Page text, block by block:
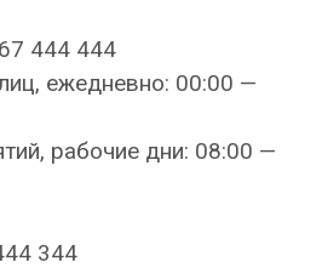
444 444
ежедневно: 00:00 —
рабочие дни: 08:00 —
344